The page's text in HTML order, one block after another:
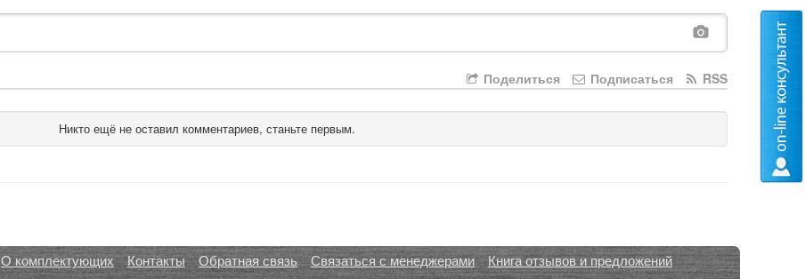
RSS
Подписаться
Поделиться
Никто ещё не оставил комментариев, станьте первым.
О комплектующих Контакты Обратная связь Связаться с менеджерами
Книга отзывов и предложений